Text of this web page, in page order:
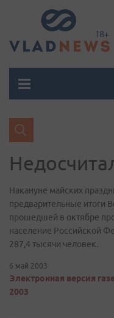
Накануне майских
предварительные итоги
прошедшей в октябре
население Российской
287,4 тысячи человек.
6 май 2003
Электронная версия
2003